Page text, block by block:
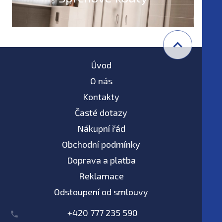
Úvod
O nás
Kontakty
Časté dotazy
Nákupní řád
Obchodní podmínky
Doprava a platba
Reklamace
Odstoupení od smlouvy
+420 777 235 590